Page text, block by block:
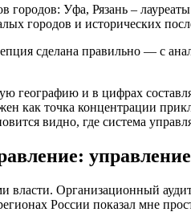
городов: Уфа, Рязань –
городов и исторических
сделана правильно — с
географию и в цифрах
как точка концентрации
видно, где система
власти. Организационный
России показал мне